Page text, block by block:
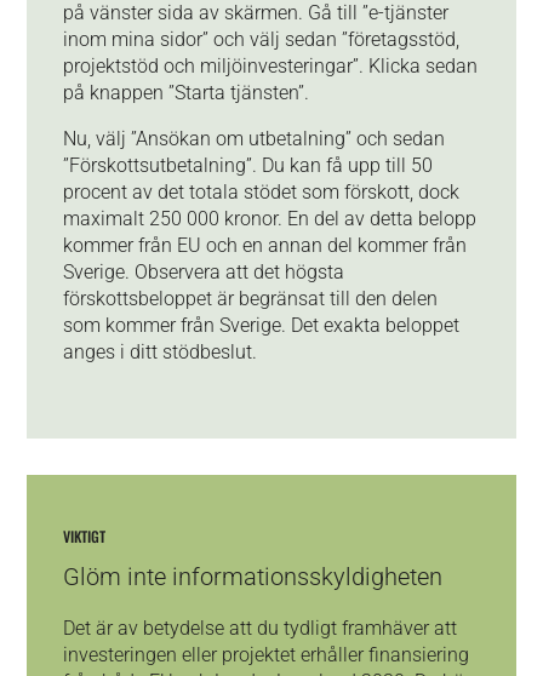
på vänster sida av skärmen. Gå till ”e-tjänster
inom mina sidor” och välj sedan ”företagsstöd,
projektstöd och miljöinvesteringar”. Klicka sedan
på knappen ”Starta tjänsten”.
Nu, välj ”Ansökan om utbetalning” och sedan
”Förskottsutbetalning”. Du kan få upp till 50
procent av det totala stödet som förskott, dock
maximalt 250 000 kronor. En del av detta belopp
kommer från EU och en annan del kommer från
Sverige. Observera att det högsta
förskottsbeloppet är begränsat till den delen
som kommer från Sverige. Det exakta beloppet
anges i ditt stödbeslut.
VIKTIGT
Glöm inte informationsskyldigheten
Det är av betydelse att du tydligt framhäver att
investeringen eller projektet erhåller finansiering